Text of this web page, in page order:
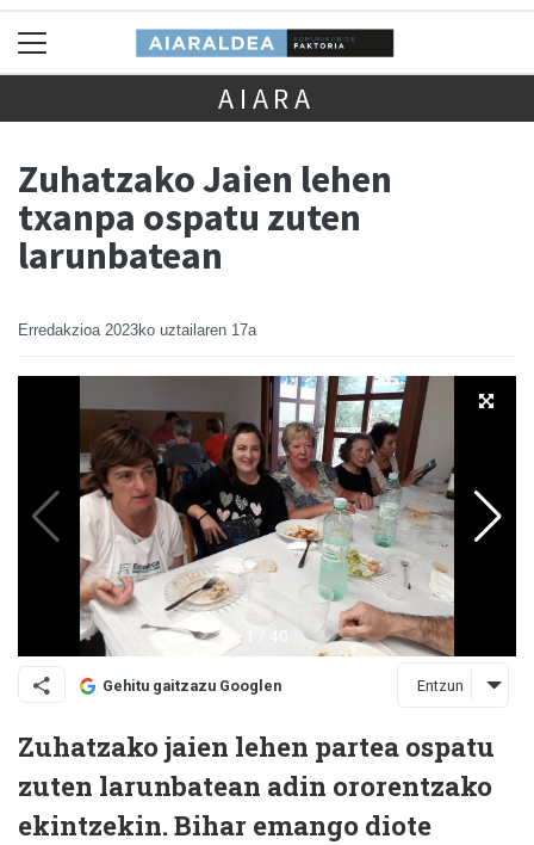
AIARA
Zuhatzako Jaien lehen
txanpa ospatu zuten
larunbatean
Erredakzioa 2023ko uztailaren 17a
Gehitu gaitzazu Googlen Entzun
Zuhatzako jaien lehen partea ospatu
zuten larunbatean adin ororentzako
ekintzekin. Bihar emango diote